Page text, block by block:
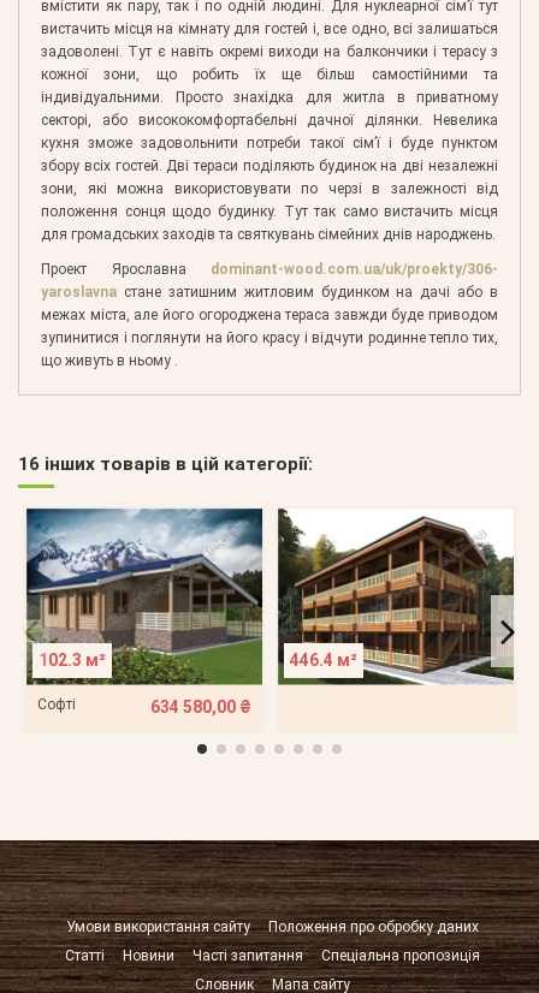
вмістити як пару, так і по одній людині. Для нуклеарної сім’ї тут
вистачить місця на кімнату для гостей і, все одно, всі залишаться
задоволені. Тут є навіть окремі виходи на балкончики і терасу з
кожної зони, що робить їх ще більш самостійними та
індивідуальними. Просто знахідка для житла в приватному
секторі, або висококомфортабельні дачної ділянки. Невелика
кухня зможе задовольнити потреби такої сім’ї і буде пунктом
збору всіх гостей. Дві тераси поділяють будинок на дві незалежні
зони, які можна використовувати по черзі в залежності від
положення сонця щодо будинку. Тут так само вистачить місця
для громадських заходів та святкувань сімейних днів народжень.
Проект Ярославна dominant-wood.com.ua/uk/proekty/306-
yaroslavna стане затишним житловим будинком на дачі або в
межах міста, але його огороджена тераса завжди буде приводом
зупинитися і поглянути на його красу і відчути родинне тепло тих,
що живуть в ньому .
16 інших товарів в цій категорії:
102.3 м²
Софті 634 580,00 ₴
446.4 м²
Умови використання сайту
Положення про обробку даних
Статті
Новини Часті запитання
Спеціальна пропозиція
Словник
Мапа сайту